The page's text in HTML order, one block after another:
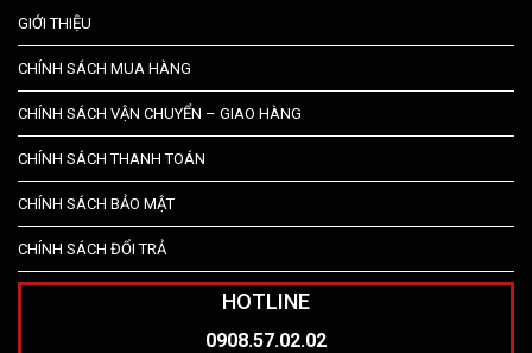
GIỚI THIỆU
CHÍNH SÁCH MUA HÀNG
CHÍNH SÁCH VẬN CHUYỂN – GIAO HÀNG
CHÍNH SÁCH THANH TOÁN
CHÍNH SÁCH BẢO MẬT
CHÍNH SÁCH ĐỔI TRẢ
HOTLINE
0908.57.02.02